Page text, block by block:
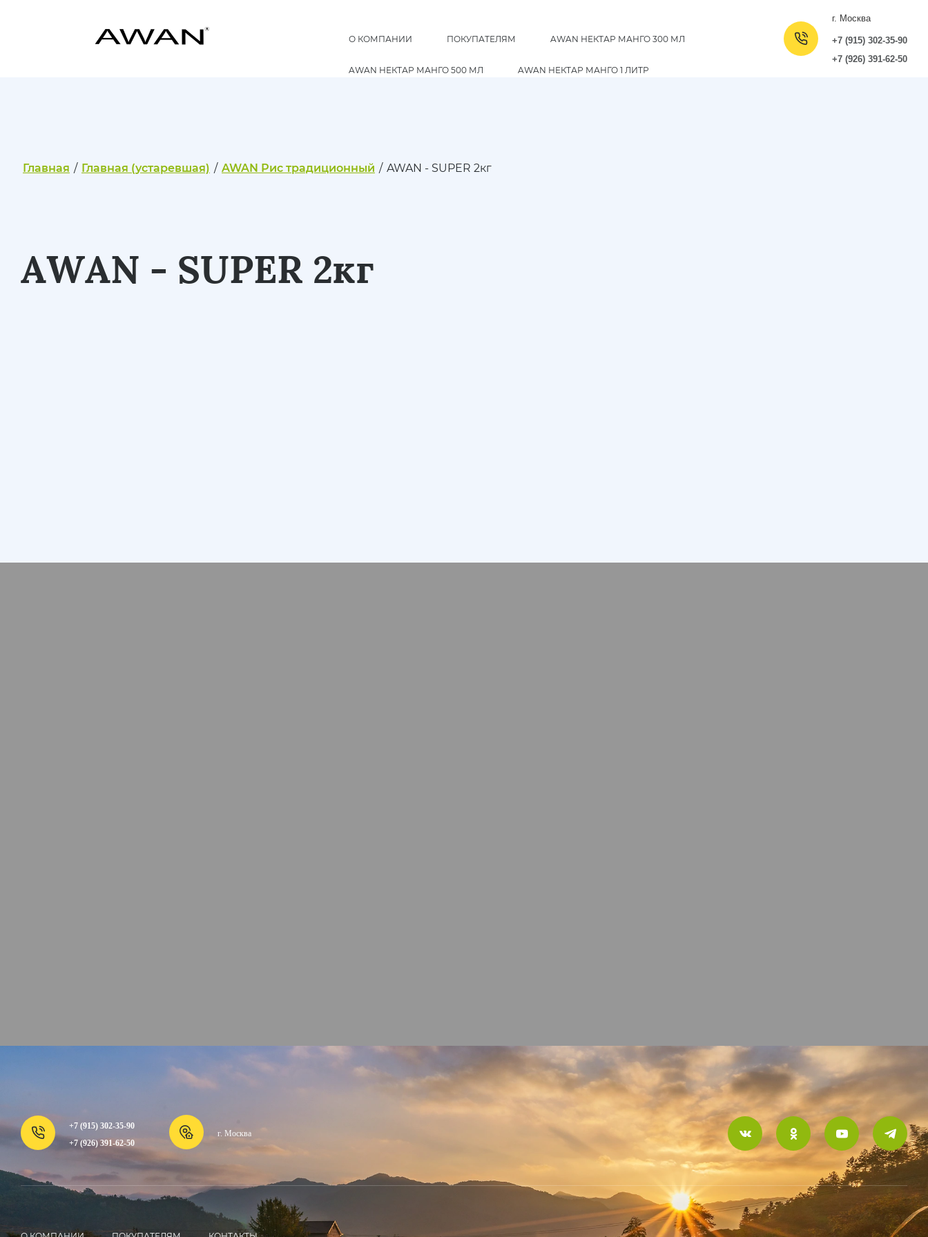
О КОМПАНИИ ПОКУПАТЕЛЯМ AWAN НЕКТАР МАНГО 300 МЛ
AWAN НЕКТАР МАНГО 500 МЛ AWAN НЕКТАР МАНГО 1 ЛИТР
г. Москва
+7 (915) 302-35-90
+7 (926) 391-62-50
Главная / Главная (устаревшая) / AWAN Рис традиционный / AWAN - SUPER 2кг
AWAN - SUPER 2кг
+7 (915) 302-35-90
+7 (926) 391-62-50
г. Москва